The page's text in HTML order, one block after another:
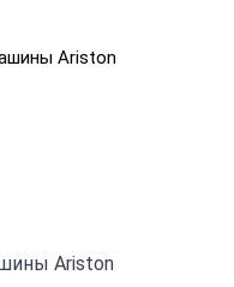
Ariston